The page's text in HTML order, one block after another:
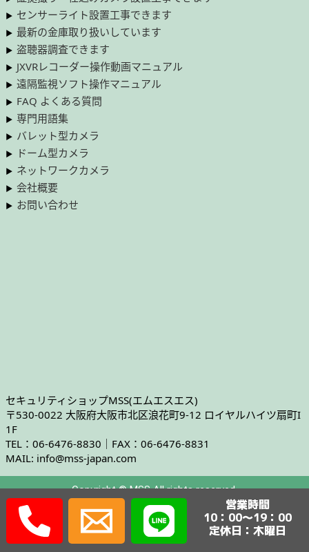
センサーライト設置工事できます
最新の金庫取り扱いしています
盗聴器調査できます
JXVRレコーダー操作動画マニュアル
遠隔監視ソフト操作マニュアル
FAQ よくある質問
専門用語集
バレット型カメラ
ドーム型カメラ
ネットワークカメラ
会社概要
お問い合わせ
セキュリティショップMSS(エムエスエス)
〒530-0022 大阪府大阪市北区浪花町9-12 ロイヤルハイツ扇町I
1F
TEL：06-6476-8830｜FAX：06-6476-8831
MAIL: info@mss-japan.com
Copyright © MSS All rights reserved.
営業時間
10：00～19：00
定休日：木曜日